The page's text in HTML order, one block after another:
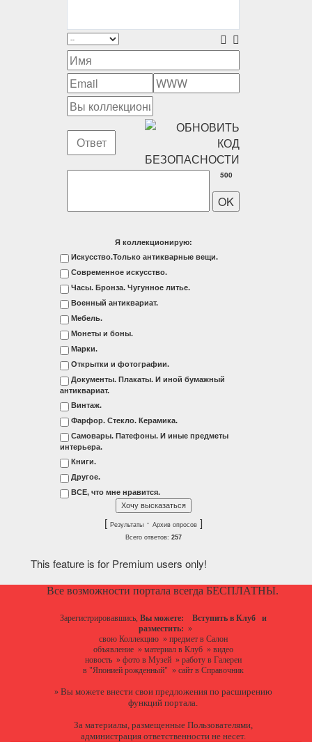
500
Я коллекционирую:
Искусство.Только антикварные вещи.
Современное искусство.
Часы. Бронза. Чугунное литье.
Военный антиквариат.
Мебель.
Монеты и боны.
Марки.
Открытки и фотографии.
Документы. Плакаты. И иной бумажный
антиквариат.
Винтаж.
Фарфор. Стекло. Керамика.
Самовары. Патефоны. И иные предметы
интерьера.
Книги.
Другое.
ВСЕ, что мне нравится.
[ Результаты· Архив опросов]
Всего ответов: 257
This feature is for Premium users only!
Все возможности портала всегда БЕСПЛАТНЫ.
Зарегистрировавшись, Вы можете: Вступить в Клуб
и
разместить: »
свою Коллекцию» предмет в Салон
объявление» материал в Клуб» видео
новость» фото в Музей» работу в Галереи
в "Японией рожденный" » сайт в Справочник
» Вы можете внести свои предложенияпо расширению
функций портала.
За материалы, размещенные Пользователями,
администрация ответственности не несет.